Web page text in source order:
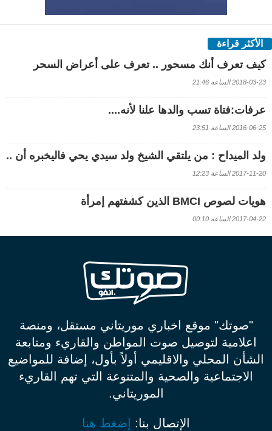
الأكثر قراءة
كيف تعرف أنك مسحور .. تعرف على أعراض السحر
2018-03-23 الساعة 21:46
عرفات:فتاة تسب والدها علنا لأنه....
2016-06-25 الساعة 23:51
ولد الميداح : من يلتقي الشيخ ولد سيدي يحي فاليخبره أن ..
2017-11-20 الساعة 12:23
هويات لصوص BMCI الذين كشفتهم إمرأة
2017-04-22 الساعة 00:10
"صوتك" موقع اخباري موريتاني مستقل، ومنصة
اعلامية لتوصيل صوت المواطن والقاريء ومتابعة
الشأن المحلي والاقليمي أولاً بأول، إضافة للمواضيع
الاجتماعية والصحية والمتنوعة التي تهم القاريء
الموريتاني.
الإتصال بنا: إضغط هنا